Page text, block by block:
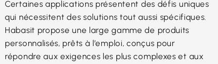
Certaines applications présentent des défis uniques
qui nécessitent des solutions tout aussi spécifiques.
Habasit propose une large gamme de produits
personnalisés, prêts à l’emploi, conçus pour
répondre aux exigences les plus complexes et aux